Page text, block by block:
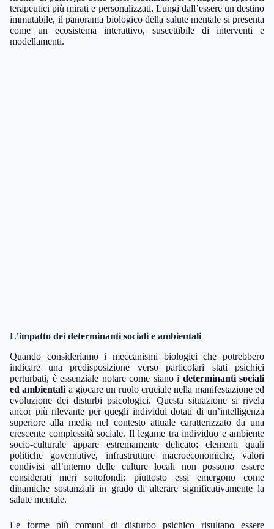
terapeutici più mirati e personalizzati. Lungi dall’essere un destino
immutabile, il panorama biologico della salute mentale si presenta
come un ecosistema interattivo, suscettibile di interventi e
modellamenti.
L’impatto dei determinanti sociali e ambientali
Quando consideriamo i meccanismi biologici che potrebbero
indicare una predisposizione verso particolari stati psichici
perturbati, è essenziale notare come siano ideterminanti sociali
ed ambientalia giocare un ruolo cruciale nella manifestazione ed
evoluzione dei disturbi psicologici. Questa situazione si rivela
ancor più rilevante per quegli individui dotati di un’intelligenza
superiore alla media nel contesto attuale caratterizzato da una
crescente complessità sociale. Il legame tra individuo e ambiente
politiche governative, infrastrutture macroeconomiche, valori